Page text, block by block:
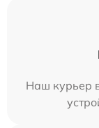
Наш курьер